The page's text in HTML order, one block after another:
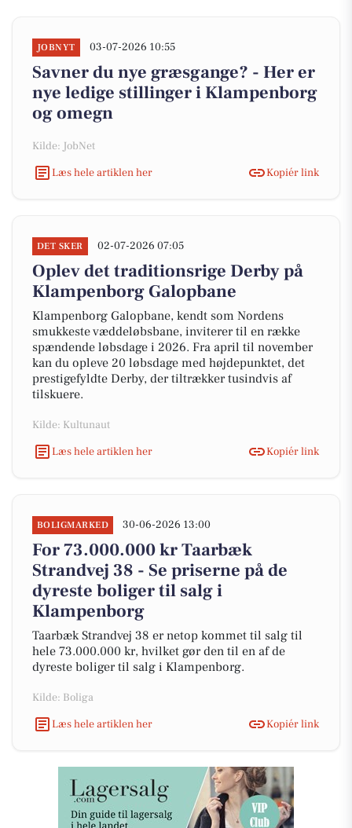
JOBNYT 03-07-2026 10:55
Savner du nye græsgange? - Her er
nye ledige stillinger i Klampenborg
og omegn
Kilde: JobNet
Læs hele artiklen her
Kopiér link
DET SKER 02-07-2026 07:05
Oplev det traditionsrige Derby på
Klampenborg Galopbane
Klampenborg Galopbane, kendt som Nordens
smukkeste væddeløbsbane, inviterer til en række
spændende løbsdage i 2026. Fra april til november
kan du opleve 20 løbsdage med højdepunktet, det
prestigefyldte Derby, der tiltrækker tusindvis af
tilskuere.
Kilde: Kultunaut
Læs hele artiklen her
Kopiér link
BOLIGMARKED 30-06-2026 13:00
For 73.000.000 kr Taarbæk
Strandvej 38 - Se priserne på de
dyreste boliger til salg i
Klampenborg
Taarbæk Strandvej 38 er netop kommet til salg til
hele 73.000.000 kr, hvilket gør den til en af de
dyreste boliger til salg i Klampenborg.
Kilde: Boliga
Læs hele artiklen her
Kopiér link